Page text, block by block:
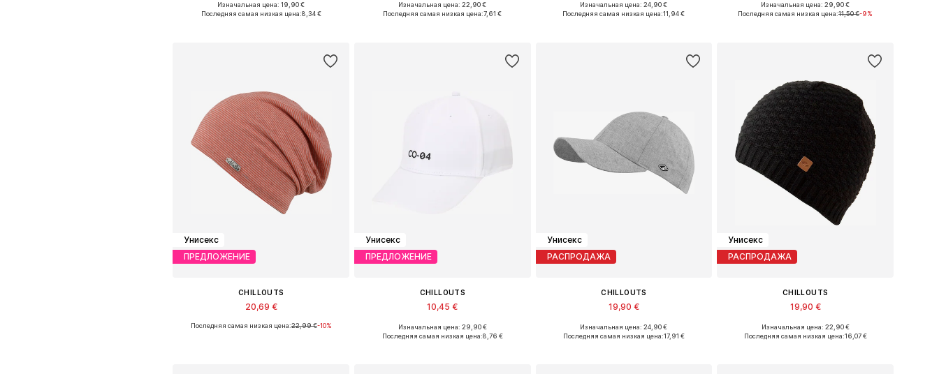
Доступные размеры: 55-60
Изначальная цена: 19,90 €
Последняя самая низкая цена:8,34 €
Доступные размеры: 55-60
Изначальная цена: 22,90 €
Последняя самая низкая цена:7,61 €
Доступные размеры: 55-60
Изначальная цена: 24,90 €
Последняя самая низкая цена:11,94 €
Доступные размеры: 55-60
Изначальная цена: 29,90 €
Последняя самая низкая цена:11,50 €-9%
Унисекс
ПРЕДЛОЖЕНИЕ
CHILLOUTS
20,69 €
Доступные размеры: 55-60
Последняя самая низкая цена:22,99 €-10%
Унисекс
ПРЕДЛОЖЕНИЕ
CHILLOUTS
10,45 €
Доступные размеры: 55-60
Изначальная цена: 29,90 €
Последняя самая низкая цена:8,76 €
Унисекс
РАСПРОДАЖА
CHILLOUTS
19,90 €
Доступные размеры: 55-60
Изначальная цена: 24,90 €
Последняя самая низкая цена:17,91 €
Унисекс
РАСПРОДАЖА
CHILLOUTS
19,90 €
Доступные размеры: One Size
Изначальная цена: 22,90 €
Последняя самая низкая цена:16,07 €